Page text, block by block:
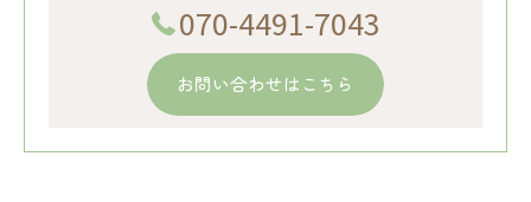
070-4491-7043
お問い合わせはこちら